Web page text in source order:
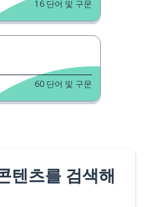
16 단어 및 구문
60 단어 및 구문
텐츠를 검색해